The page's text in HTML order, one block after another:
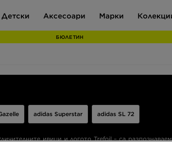
Детски Аксесоари Марки
БЮЛЕТИН
ивици и логото Trefoil – са
adidas Originals, включително култовият adidas
adidas Superstar adidas SL 72